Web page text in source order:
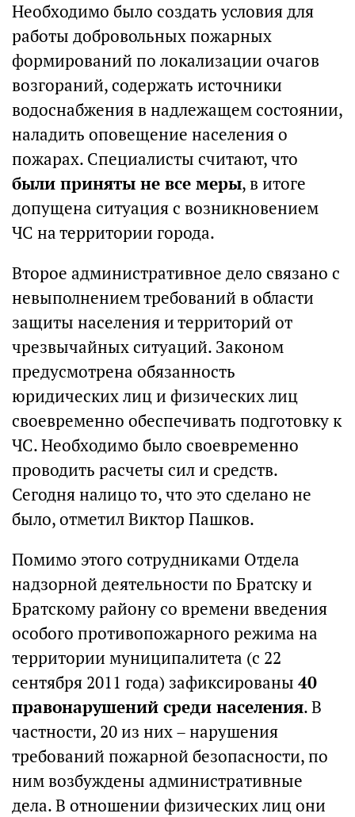
Необходимо было создать условия для
работы добровольных пожарных
формирований по локализации очагов
возгораний, содержать источники
водоснабжения в надлежащем состоянии,
наладить оповещение населения о
пожарах. Специалисты считают, что
были приняты не все меры, в итоге
допущена ситуация с возникновением
ЧС на территории города.
Второе административное дело связано с
невыполнением требований в области
защиты населения и территорий от
чрезвычайных ситуаций. Законом
предусмотрена обязанность
юридических лиц и физических лиц
своевременно обеспечивать подготовку к
ЧС. Необходимо было своевременно
проводить расчеты сил и средств.
Сегодня налицо то, что это сделано не
было, отметил Виктор Пашков.
Помимо этого сотрудниками Отдела
надзорной деятельности по Братску и
Братскому району со времени введения
особого противопожарного режима на
территории муниципалитета (с 22
сентября 2011 года) зафиксированы 40
правонарушений среди населения. В
частности, 20 из них – нарушения
требований пожарной безопасности, по
ним возбуждены административные
дела. В отношении физических лиц они